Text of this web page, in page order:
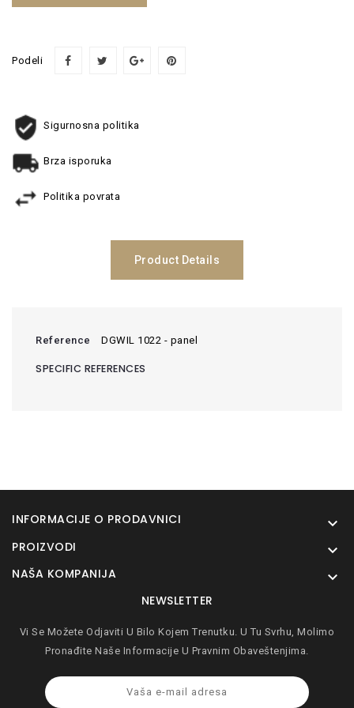
Podeli
Sigurnosna politika
Brza isporuka
Politika povrata
Product Details
Reference DGWIL 1022 - panel
SPECIFIC REFERENCES
INFORMACIJE O PRODAVNICI 
PROIZVODI 
NAŠA KOMPANIJA 
NEWSLETTER
Vi Se Možete Odjaviti U Bilo Kojem Trenutku. U Tu Svrhu, Molimo
Pronađite Naše Informacije U Pravnim Obaveštenjima.